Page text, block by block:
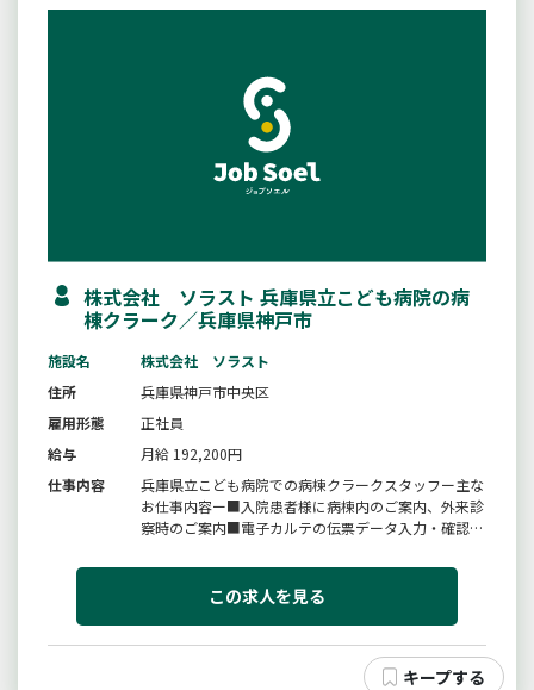
株式会社 ソラスト 兵庫県立こども病院の病
棟クラーク／兵庫県神戸市
施設名
株式会社 ソラスト
住所
兵庫県神戸市中央区
雇用形態
正社員
給与
月給 192,200円
仕事内容
兵庫県立こども病院での病棟クラークスタッフー主な
お仕事内容ー■入院患者様に病棟内のご案内、外来診
察時のご案内■電子カルテの伝票データ入力・確認■
なし
この求人を見る